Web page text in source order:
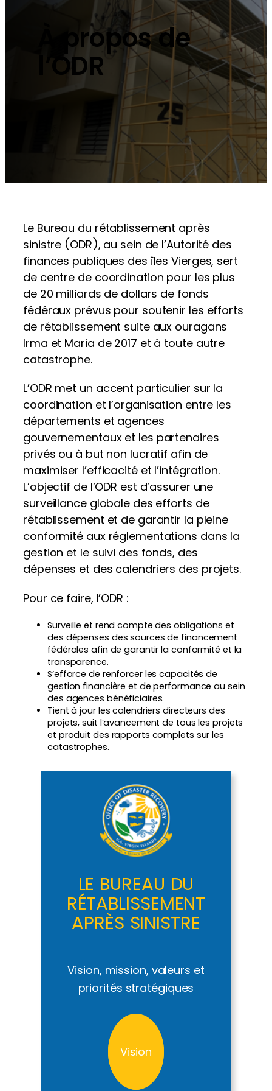
À propos de
l’ODR
Le Bureau du rétablissement après
sinistre (ODR), au sein de l’Autorité des
finances publiques des îles Vierges, sert
de centre de coordination pour les plus
de 20 milliards de dollars de fonds
fédéraux prévus pour soutenir les efforts
de rétablissement suite aux ouragans
Irma et Maria de 2017 et à toute autre
catastrophe.
L’ODR met un accent particulier sur la
coordination et l’organisation entre les
départements et agences
gouvernementaux et les partenaires
privés ou à but non lucratif afin de
maximiser l’efficacité et l’intégration.
L’objectif de l’ODR est d’assurer une
surveillance globale des efforts de
rétablissement et de garantir la pleine
conformité aux réglementations dans la
gestion et le suivi des fonds, des
dépenses et des calendriers des projets.
Pour ce faire, l’ODR :
Surveille et rend compte des obligations et
des dépenses des sources de financement
fédérales afin de garantir la conformité et la
transparence.
S’efforce de renforcer les capacités de
gestion financière et de performance au sein
des agences bénéficiaires.
Tient à jour les calendriers directeurs des
projets, suit l’avancement de tous les projets
et produit des rapports complets sur les
catastrophes.
LE BUREAU DU
RÉTABLISSEMENT
APRÈS SINISTRE
Vision, mission, valeurs et
priorités stratégiques
Vision